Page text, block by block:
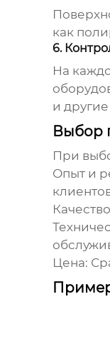
как
6.
На
и
Выбор
При
Опыт и
Цена: